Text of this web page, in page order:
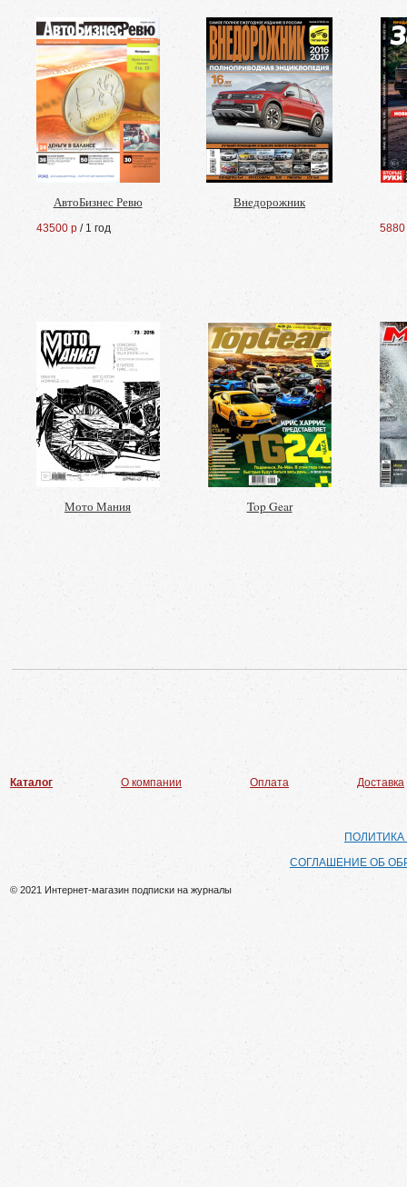
АвтоБизнес Ревю
43500 р / 1 год
Внедорожник
5880
Мото Мания Top Gear
Каталог О компании Оплата Доставка
СОГЛАШЕНИЕ ОБ
© 2021 Интернет-магазин подписки на журналы